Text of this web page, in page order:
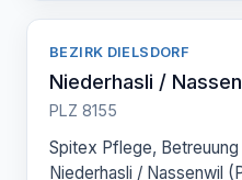
BEZIRK DIELSDORF
Niederhasli /
PLZ 8155
Spitex Pflege,
Niederhasli / Nassenwil